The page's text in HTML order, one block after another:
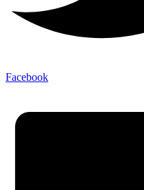
Facebook